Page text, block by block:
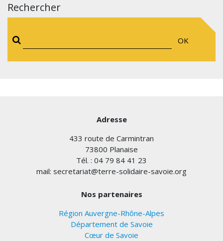
Rechercher
OK
Adresse
433 route de Carmintran
73800 Planaise
Tél. : 04 79 84 41 23
mail: secretariat@terre-solidaire-savoie.org
Nos partenaires
Région Auvergne-Rhône-Alpes
Département de Savoie
Cœur de Savoie